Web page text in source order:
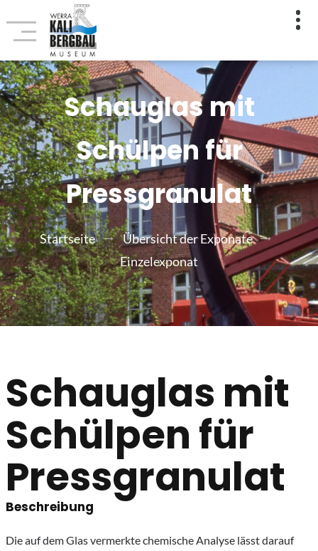
Schauglas mit
Schülpen für
Pressgranulat
Startseite
Übersicht der Exponate
Einzelexponat
Schauglas mit
Schülpen für
Pressgranulat
Beschreibung
Die auf dem Glas vermerkte chemische Analyse lässt darauf